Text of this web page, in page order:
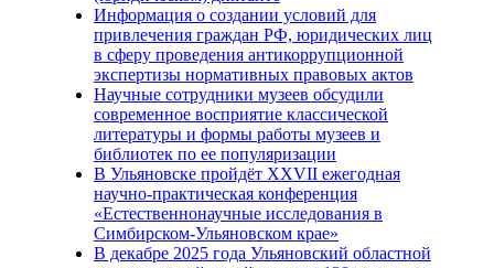
Информация о создании условий для
привлечения граждан РФ, юридических лиц
в сферу проведения антикоррупционной
экспертизы нормативных правовых актов
Научные сотрудники музеев обсудили
современное восприятие классической
литературы и формы работы музеев и
библиотек по ее популяризации
В Ульяновске пройдёт XXVII ежегодная
научно-практическая конференция
«Естественнонаучные исследования в
Симбирском-Ульяновском крае»
В декабре 2025 года Ульяновский областной